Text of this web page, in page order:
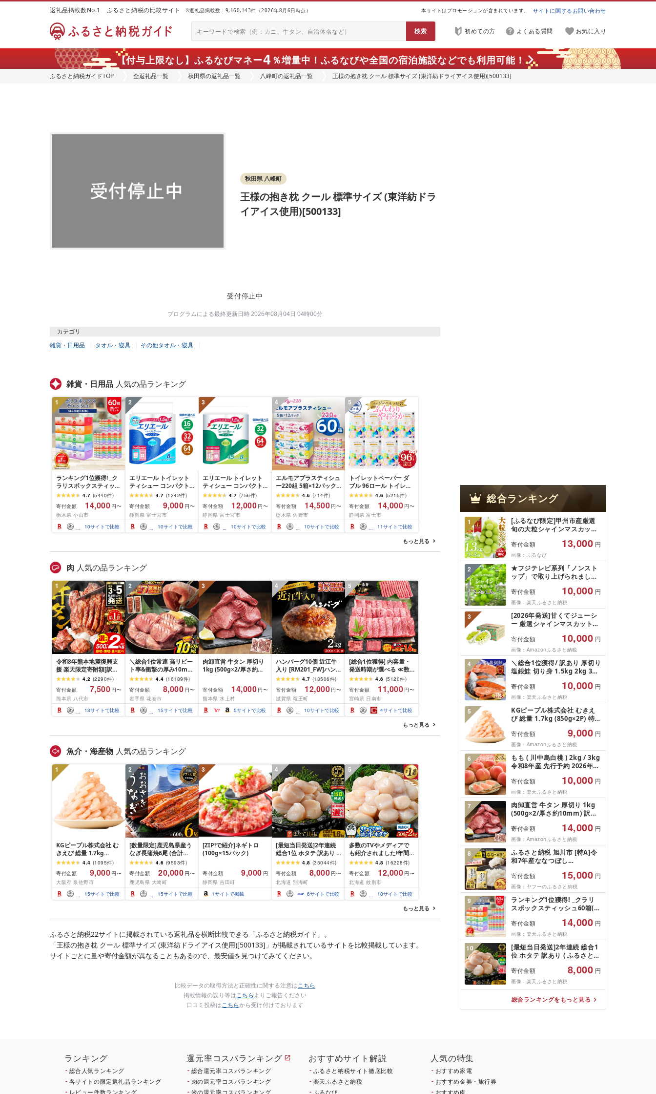
返礼品掲載数No.1 ふるさと納税の比較サイト ※返礼品掲載数：9,160,143件（2026年8月6日時点） 本サイトはプロモーションが含まれています。 サイトに関するお問い合わせ
初めての方 よくある質問 お気に入り
【付与上限なし】ふるなびマネー4％増量中！ ふるなびや全国の宿泊施設などでも利用可能！
ふるさと納税ガイドTOP 全返礼品一覧 秋田県の返礼品一覧 八峰町の返礼品一覧 王様の抱き枕 クール 標準サイズ (東洋紡ドライアイス使用)[500133]
秋田県 八峰町
王様の抱き枕 クール 標準サイズ (東洋紡ドラ
イアイス使用)[500133]
受付停止中
プログラムによる最終更新日時 2026年08月04日 04時00分
カテゴリ
雑貨・日用品
タオル・寝具 その他タオル・寝具
雑貨・日用品 人気の品ランキング
1
ランキング1位獲得! _ク
ラリスボックスティッシ
ュ60箱(1箱220組(440
枚))(5個入り×12セット)_
ティッシュ ティッシュ
ペーパー 日用品 常備品
生活用品 まとめ買い [配
送不可地域:離島・沖縄
4.7 (5440件)
寄付金額
14,000 円〜
栃木県 小山市
10サイトで比較
2
エリエール トイレット
ティシュー コンパクト
シングル [個数が選べ
る:16・32・64 ロール]
1.5倍巻 82.5m トイレッ
トペーパー シングル パ
ルプ100% 香りつき 日用
品 消耗品 備蓄 ふるさと
4.7 (1242件)
寄付金額
9,000 円〜
静岡県 富士宮市
10サイトで比較
3
エリエール トイレット
ティシュー コンパクト
ダブル [選べるロール
数:32・64 ロール] 1.5倍
巻 45m トイレットペー
パー ダブル パルプ100%
香りつき 日用品 消耗品
備蓄 ふるさと納税 ふる
4.7 (756件)
寄付金額
12,000 円〜
静岡県 富士宮市
10サイトで比較
4
エルモアプラスティシュ
ー220組 5箱×12パック
(60箱)[離島・沖縄県不
可]_ ティッシュ ティッ
シュペーパー 日用品 消
耗品 まとめ買い 常備品
生活用品 ボックスティ
ッシュ [配送不可地域:離
4.6 (714件)
寄付金額
14,500 円〜
栃木県 佐野市
10サイトで比較
5
トイレットペーパー ダ
ブル 96ロール トイレッ
ト[sf002-122]
4.6 (5215件)
寄付金額
14,000 円〜
静岡県 富士市
11サイトで比較
もっと見る
肉 人気の品ランキング
1
令和8年熊本地震復興支
援 楽天限定寄附額[訳あ
り]牛タン 500g〜2kg 肉
牛肉 訳あり 牛タン 冷凍
小分け 厚切り 薄切り 食
べ比べ 500g 1kg 1.5kg
2kg 牛 人気 ビーフ 牛た
ん ふるさと納税 ランキ
4.2 (2290件)
寄付金額
7,500 円〜
熊本県 八代市
13サイトで比較
2
＼総合1位常連 高リピー
ト率&衝撃の厚み10mm
厚切り牛タン 塩味/ ≪ス
ピード発送!!10営業日以
内発送≫ 選べる内容量
500g / 1kg 定期便 毎月
届く 牛肉 肉 BBQ ふるさ
と 人気 ランキング 岩手
4.4 (16189件)
寄付金額
8,000 円〜
岩手県 花巻市
15サイトで比較
3
肉卸直営 牛タン 厚切り
1kg (500g×2/厚さ約
牛肉 焼肉 冷凍 スライス
業務用 バーベキュー
BBQ おつまみ ギフト お
祝い お中元 夏ギフト
寄付金額 14,000 円〜
熊本県 水上村
5サイトで比較
4
ハンバーグ10個 近江牛
入り [RM201_FW]ハン
バーグ
4.7 (13506件)
寄付金額
12,000 円〜
滋賀県 竜王町
10サイトで比較
5
[総合1位獲得] 内容量・
発送時期が選べる ≪数
量限定≫ 宮崎牛 赤身 ス
ライス 焼肉 国産 肉 牛肉
薄切り 黒毛和牛 A4 A5
人気 小分け 焼き肉 すき
焼き しゃぶしゃぶ 牛丼
BBQ ギフト 贈り物 おす
すめ 畜産農家応援 ミヤ
4.6 (5120件)
寄付金額
11,000 円〜
宮崎県 日南市
4サイトで比較
もっと見る
魚介・海産物 人気の品ランキング
1
KGピープル株式会社 む
きえび 総量 1.7kg
(850g×2P) 特大 5Lサイ
ズ バナメイエビ バラ凍
結 下処理不要 サイズ不
揃い 訳あり
4.4 (1095件)
寄付金額
9,000 円〜
大阪府 泉佐野市
15サイトで比較
2
[数量限定]鹿児島県産う
なぎ長蒲焼6尾 (合計
600g以上)4.6 (9593件)
寄付金額
20,000 円〜
鹿児島県 大崎町
15サイトで比較
3
[ZIP!で紹介]ネギトロ
(100g×15パック)
寄付金額 9,000 円
静岡県 吉田町
1サイトで掲載
4
[最短当日発送]2年連続
総合1位 ホタテ 訳あり (
ふるさと納税 ほたて ふ
るさと納税 訳あり 帆立
ふるさと わけあり ホタ
テ貝柱 貝 人気 不揃い 刺
身 規格外 魚介 ランキン
グ 海鮮 冷凍 発送時期が
4.8 (35044件)
寄付金額
8,000 円〜
北海道 別海町
6サイトで比較
5
多数のTVやメディアで
も紹介されました!年間
総合ランキング4年連続1
位!北海道オホーツク海
産ホタテ玉冷 | ホタテ
ほたて hotate 帆立 貝柱
刺身 冷凍 貝 訳あり わけ
あり ワケアリ 大粒 サイ
ズ不揃い バラエティ 選
4.8 (16228件)
寄付金額
12,000 円〜
北海道 紋別市
18サイトで比較
もっと見る
ふるさと納税22サイトに掲載されている返礼品を横断比較できる「ふるさと納税ガイド」。
「王様の抱き枕 クール 標準サイズ (東洋紡ドライアイス使用)[500133]」が掲載されているサイトを比較掲載しています。
サイトごとに量や寄付金額が異なることもあるので、最安値を見つけてみてください。
比較データの取得方法と正確性に関する注意はこちら
掲載情報の誤り等はこちらよりご報告ください
口コミ投稿はこちらから受け付けております
総合ランキング
1
[ふるなび限定]甲州市産厳選
旬の大粒シャインマスカット
(MG)B12-472 FN-Limited-
VO シャインマスカット フル
ーツ
寄付金額 13,000 円
画像：ふるなび
2
★フジテレビ系列「ノンスト
ップ」で取り上げられました!
ルプス市産シャインマスカッ
ト1.2kg以上(2〜3房)ふるさと
納税 おすすめ 山梨県 南アル
プス市 送料無料 AL
寄付金額 10,000 円
画像：楽天ふるさと納税
3
[2026年発送]甘くてジューシ
ー 厳選シャインマスカット
日)から10月下旬までの発送)
フルーツ ぶどう 果物 山梨県
産 2026 旬 大粒 高級 ブドウ
葡萄 富士吉田市
寄付金額 10,000 円
画像：Amazonふるさと納税
4
＼総合1位獲得/ 訳あり 厚切り
塩銀鮭 切り身 1.5kg 2kg 3kg
さけ しゃけ サーモン 魚 魚介
類 魚介 魚貝 水産 海鮮 海産物
冷凍 厚切 肉 厚 塩鮭 銀鮭 ふ
るさと 送料無料 切身 規格外
千葉県 銚子市 銚子東洋
寄付金額 10,000 円
画像：楽天ふるさと納税
5
KGピープル株式会社 むきえ
び 総量 1.7kg (850g×2P) 特大
凍結 下処理不要 サイズ不揃い
訳あり
寄付金額 9,000 円
画像：Amazonふるさと納税
6
もも ( 川中島白桃 ) 2kg / 3kg
令和8年産 先行予約 2026年
ツ 秀品 のし 贈答 ギフト おす
そ分け 期間限定 冷蔵便 送料
無料 産地直送 お取り寄せ [ 山
形県 天童市 ]
寄付金額 10,000 円
画像：楽天ふるさと納税
7
肉卸直営 牛タン 厚切り 1kg
(500g×2/厚さ約10mm) 訳あ
ライス 業務用 バーベキュー
BBQ おつまみ ギフト お祝い
お中元 夏ギフト
寄付金額 14,000 円
画像：Amazonふるさと納税
8
ふるさと納税 旭川市 [特A]令
和7年産ななつぼし
お米[さとふる限定]_05957
寄付金額 15,000 円
画像：ヤフーのふるさと納税
9
ランキング1位獲得! _クラリ
スボックスティッシュ60箱(1
セット)_ ティッシュ ティッシ
ュペーパー 日用品 常備品 生
活用品 まとめ買い [配送不可
地域:離島・沖縄県]
寄付金額 14,000 円
画像：楽天ふるさと納税
10
[最短当日発送]2年連続 総合1
位 ホタテ 訳あり ( ふるさと納
り 帆立 ふるさと わけあり ホ
タテ貝柱 貝 人気 不揃い 刺身
規格外 魚介 ランキング 海鮮
冷凍 発送時期が選べる 北海道
別海町 )(クラウドファンディ
寄付金額 8,000 円
画像：楽天ふるさと納税
総合ランキングをもっと見る
ランキング
総合人気ランキング
各サイトの限定返礼品ランキング
レビュー件数ランキング
還元率コスパランキング
総合還元率コスパランキング
肉の還元率コスパランキング
米の還元率コスパランキング
おすすめサイト解説
ふるさと納税サイト徹底比較
楽天ふるさと納税
ふるなび
人気の特集
おすすめ家電
おすすめ金券・旅行券
おすすめ肉